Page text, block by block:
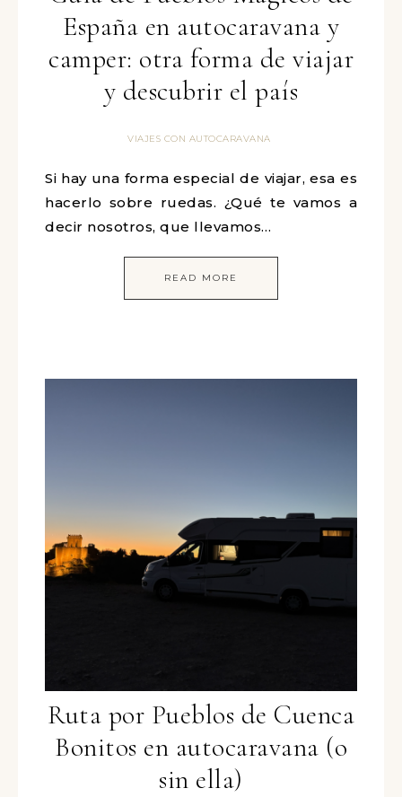
España en autocaravana y
camper: otra forma de viajar
y descubrir el país
VIAJES CON AUTOCARAVANA
Si hay una forma especial de viajar, esa es
hacerlo sobre ruedas. ¿Qué te vamos a
decir nosotros, que llevamos…
READ MORE
Ruta por Pueblos de Cuenca
Bonitos en autocaravana (o
sin ella)